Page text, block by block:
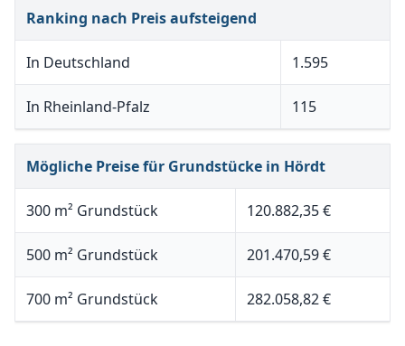
Ranking nach Preis aufsteigend
In Deutschland 1.595
In Rheinland-Pfalz 115
Mögliche Preise für Grundstücke in Hördt
300 m² Grundstück 120.882,35 €
500 m² Grundstück 201.470,59 €
700 m² Grundstück 282.058,82 €